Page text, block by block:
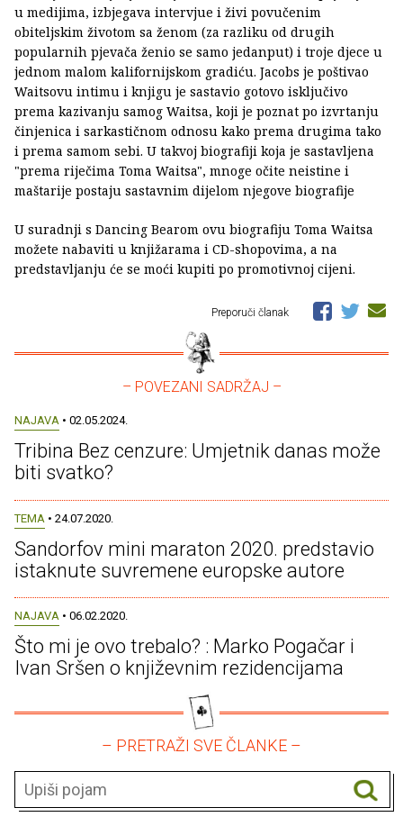
u medijima, izbjegava intervjue i živi povučenim
obiteljskim životom sa ženom (za razliku od drugih
popularnih pjevača ženio se samo jedanput) i troje djece u
jednom malom kalifornijskom gradiću. Jacobs je poštivao
Waitsovu intimu i knjigu je sastavio gotovo isključivo
prema kazivanju samog Waitsa, koji je poznat po izvrtanju
činjenica i sarkastičnom odnosu kako prema drugima tako
i prema samom sebi. U takvoj biografiji koja je sastavljena
"prema riječima Toma Waitsa", mnoge očite neistine i
maštarije postaju sastavnim dijelom njegove biografije
U suradnji s Dancing Bearom ovu biografiju Toma Waitsa
možete nabaviti u knjižarama i CD-shopovima, a na
predstavljanju će se moći kupiti po promotivnoj cijeni.
Preporuči članak
– POVEZANI SADRŽAJ –
NAJAVA • 02.05.2024.
Tribina Bez cenzure: Umjetnik danas može
biti svatko?
TEMA • 24.07.2020.
Sandorfov mini maraton 2020. predstavio
istaknute suvremene europske autore
NAJAVA • 06.02.2020.
Što mi je ovo trebalo? : Marko Pogačar i
Ivan Sršen o književnim rezidencijama
– PRETRAŽI SVE ČLANKE –